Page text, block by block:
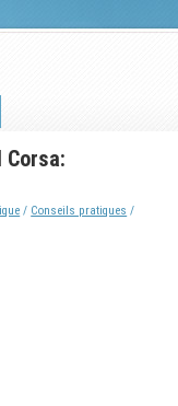
Corsa:
/ Conseils pratiques /